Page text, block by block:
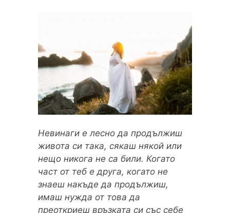
Невинаги е лесно да продължиш
живота си така, сякаш някой или
нещо никога не са били. Когато
част от теб е друга, когато не
знаеш накъде да продължиш,
имаш нужда от това да
преоткриеш връзката си със себе